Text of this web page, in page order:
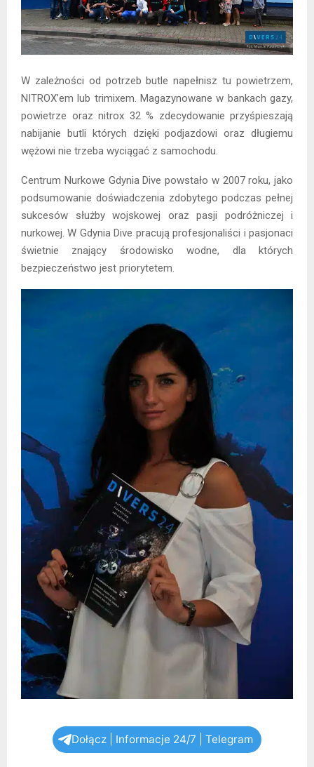
W zależności od potrzeb butle napełnisz tu powietrzem,
NITROX’em lub trimixem. Magazynowane w bankach gazy,
powietrze oraz nitrox 32 % zdecydowanie przyśpieszają
nabijanie butli których dzięki podjazdowi oraz długiemu
wężowi nie trzeba wyciągać z samochodu.
Centrum Nurkowe Gdynia Dive powstało w 2007 roku, jako
podsumowanie doświadczenia zdobytego podczas pełnej
sukcesów służby wojskowej oraz pasji podróżniczej i
nurkowej. W Gdynia Dive pracują profesjonaliści i pasjonaci
świetnie znający środowisko wodne, dla których
bezpieczeństwo jest priorytetem.
Dołącz | Informacje 24/7 | Telegram